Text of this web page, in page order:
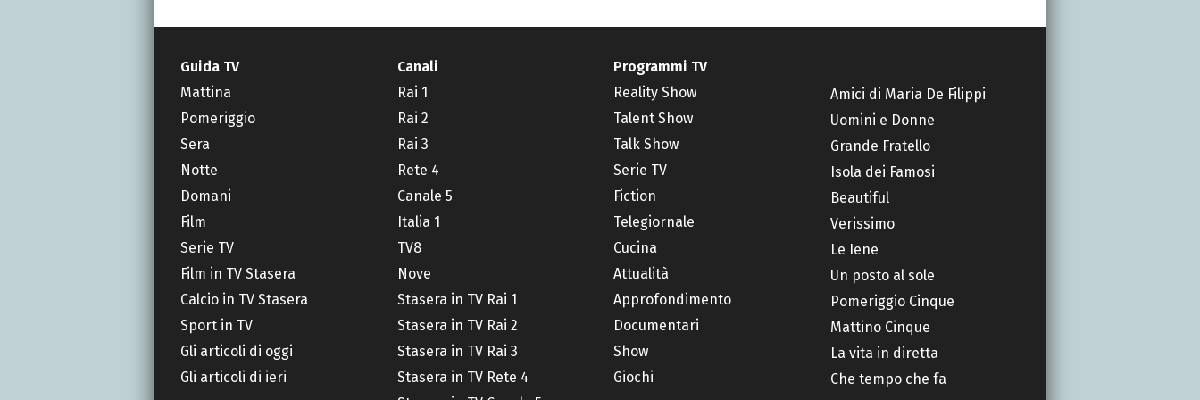
Guida TV
Mattina
Pomeriggio
Sera
Notte
Domani
Film
Serie TV
Film in TV Stasera
Calcio in TV Stasera
Sport in TV
Gli articoli di oggi
Gli articoli di ieri
Canali
Rai 1
Rai 2
Rai 3
Rete 4
Canale 5
Italia 1
TV8
Nove
Stasera in TV Rai 1
Stasera in TV Rai 2
Stasera in TV Rai 3
Stasera in TV Rete 4
Programmi TV
Reality Show
Talent Show
Talk Show
Serie TV
Fiction
Telegiornale
Cucina
Attualità
Approfondimento
Documentari
Show
Giochi
Amici di Maria De Filippi
Uomini e Donne
Grande Fratello
Isola dei Famosi
Beautiful
Verissimo
Le Iene
Un posto al sole
Pomeriggio Cinque
Mattino Cinque
La vita in diretta
Che tempo che fa